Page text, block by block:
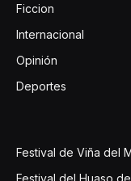
Ficcion
Internacional
Opinión
Deportes
Festival de Viña del
Festival del Huaso